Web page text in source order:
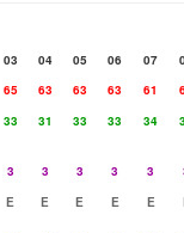
03 04 05 06 07
65 63 63 63 61
33 31 33 33 34
3 3 3 3 3
E E E E E